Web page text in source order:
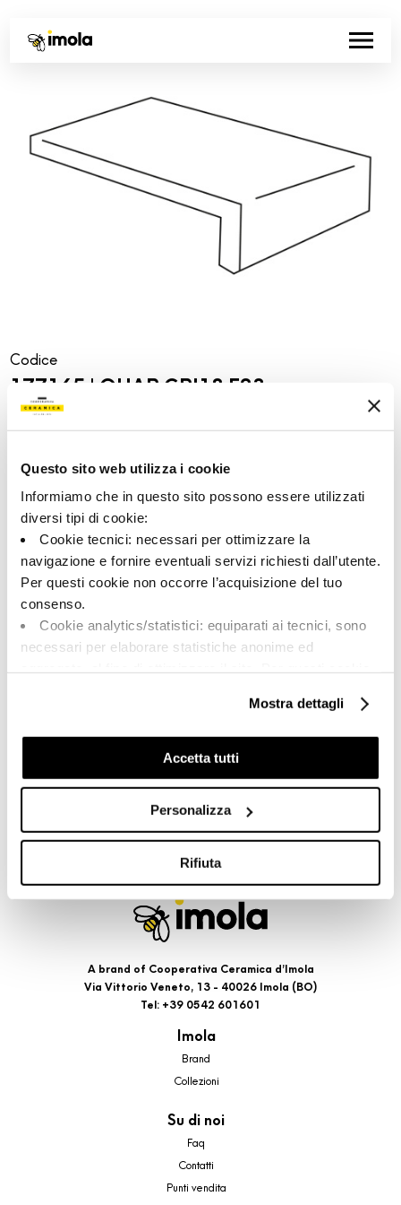
Questo sito web utilizza i cookie
Informiamo che in questo sito possono essere utilizzati
diversi tipi di cookie:
Cookie tecnici: necessari per ottimizzare la
navigazione e fornire eventuali servizi richiesti dall’utente.
Per questi cookie non occorre l’acquisizione del tuo
consenso.
Cookie analytics/statistici: equiparati ai tecnici, sono
necessari per elaborare statistiche anonime ed
Cookie di profilazione/marketing: sono utilizzati, solo
previo tuo consenso, per esaminare le tue abitudini di
navigazione e mostrarti quindi avvisi pubblicitari mirati, in
linea con le tue preferenze.
cookie di profilazione, selezionando uno dei bottoni sotto
riportati. Puoi avere maggiori dettagli visionando
l’Informativa estesa cookie. La chiusura del presente
banner comporterà il permanere dei soli cookie tecnici ed
analytics, per i quali non occorre il tuo consenso. Potrai
comunque modificare le tue scelte in qualsiasi momento,
Mostra dettagli
Accetta tutti
Personalizza
Rifiuta
Codice
177165 | QUAR GRI18 E23
Collezione
00761
Colore:
Grigio
Tipologia:
Pezzi Speciali
Formato:
20.0x30.0
Finitura:
Aspetto superficiale:
opaco
Stonalizzazione:
Unità di misura:
PZ
A brand of Cooperativa Ceramica d’Imola
Via Vittorio Veneto, 13 - 40026 Imola (BO)
Tel: +39 0542 601601
Imola
Brand
Collezioni
Su di noi
Faq
Contatti
Punti vendita